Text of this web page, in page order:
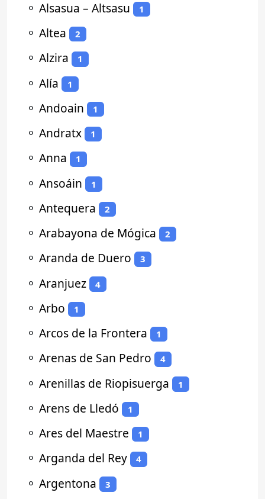
⚬ Alsasua – Altsasu 1
⚬ Altea 2
⚬ Alzira 1
⚬ Alía 1
⚬ Andoain 1
⚬ Andratx 1
⚬ Anna 1
⚬ Ansoáin 1
⚬ Antequera 2
⚬ Arabayona de Mógica 2
⚬ Aranda de Duero 3
⚬ Aranjuez 4
⚬ Arbo 1
⚬ Arcos de la Frontera 1
⚬ Arenas de San Pedro 4
⚬ Arenillas de Riopisuerga 1
⚬ Arens de Lledó 1
⚬ Ares del Maestre 1
⚬ Arganda del Rey 4
⚬ Argentona 3